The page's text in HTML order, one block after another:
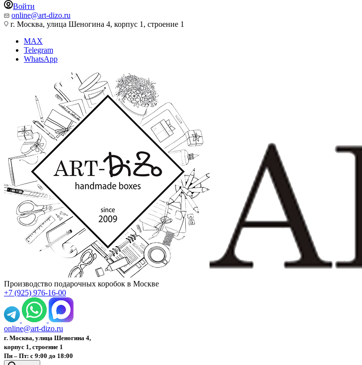
Войти
online@art-dizo.ru
г. Москва, улица Шеногина 4, корпус 1, строение 1
MAX
Telegram
WhatsApp
Производство подарочных коробок в Москве
+7 (925) 976-16-00
online@art-dizo.ru
г. Москва, улица Шеногина 4,
корпус 1, строение 1
Пн – Пт: с 9:00 до 18:00